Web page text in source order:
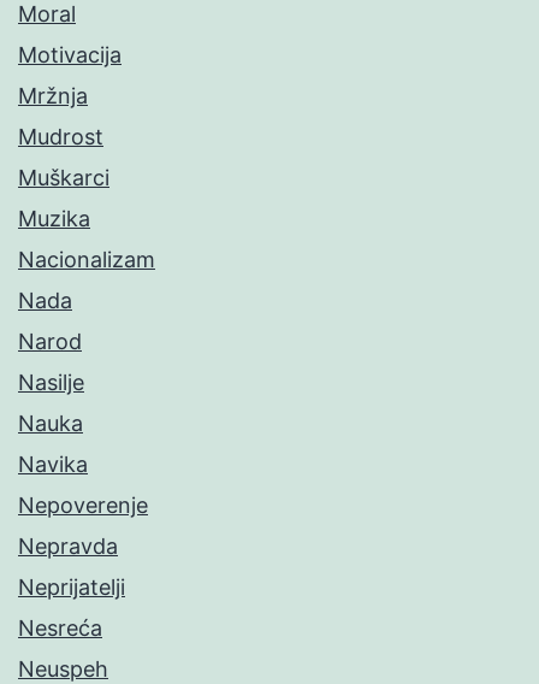
Moral
Motivacija
Mržnja
Mudrost
Muškarci
Muzika
Nacionalizam
Nada
Narod
Nasilje
Nauka
Navika
Nepoverenje
Nepravda
Neprijatelji
Nesreća
Neuspeh